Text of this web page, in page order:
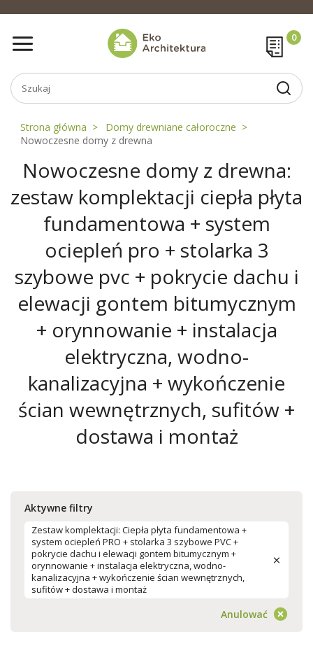
Strona główna
Domy drewniane całoroczne
Nowoczesne domy z drewna
Nowoczesne domy z drewna:
zestaw komplektacji ciepła płyta
fundamentowa + system
ociepleń pro + stolarka 3
szybowe pvc + pokrycie dachu i
elewacji gontem bitumycznym
+ orynnowanie + instalacja
elektryczna, wodno-
kanalizacyjna + wykończenie
ścian wewnętrznych, sufitów +
dostawa i montaż
Aktywne filtry
Zestaw komplektacji: Ciepła płyta fundamentowa +
system ociepleń PRO + stolarka 3 szybowe PVC +
pokrycie dachu i elewacji gontem bitumycznym +
orynnowanie + instalacja elektryczna, wodno-
kanalizacyjna + wykończenie ścian wewnętrznych,
sufitów + dostawa i montaż
Anulować